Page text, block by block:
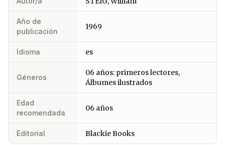
Año de
publicación
1969
Idioma es
Géneros
06 años: primeros lectores,
Álbumes ilustrados
Edad
recomendada
06 años
Editorial Blackie Books